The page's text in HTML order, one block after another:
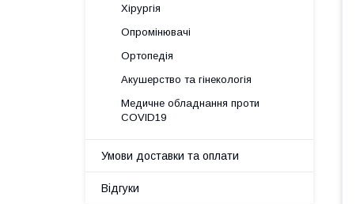
Хірургія
Опромінювачі
Ортопедія
Акушерство та гінекологія
Медичне обладнання проти
COVID19
Умови доставки та оплати
Відгуки